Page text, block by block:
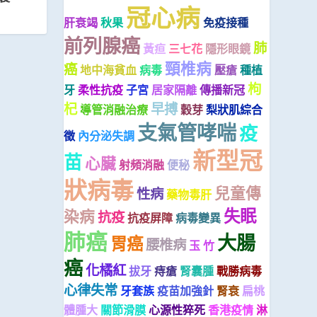
肝衰竭秋果 冠心病免疫接種
前列腺癌 黃疸 三七花 隱形眼鏡肺
癌地中海貧血病毒 頸椎病壓瘡種植
牙 柔性抗疫子宮 居家隔離傳播新冠枸
杞導管消融治療 早搏穀芽梨狀肌綜合
徵 內分泌失調支氣管哮喘疫
苗心臟射頻消融便秘 新型冠
狀病毒性病 藥物毒肝 兒童傳
染病抗疫抗疫屏障病毒變異 失眠
肺癌 胃癌腰椎病 玉 竹 大腸
癌化橘紅拔牙痔瘡 腎囊腫戰勝病毒
心律失常牙套族疫苗加強針 腎衰 扁桃
體腫大 關節滑膜心源性猝死香港疫情淋